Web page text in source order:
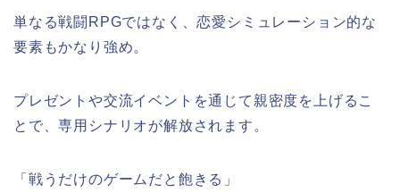
単なる戦闘RPGではなく、恋愛シミュレーション的な
要素もかなり強め。
プレゼントや交流イベントを通じて親密度を上げるこ
とで、専用シナリオが解放されます。
「戦うだけのゲームだと飽きる」